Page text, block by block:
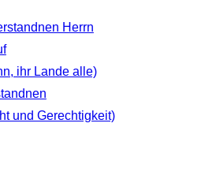
Herrn
ihr Lande alle)
und Gerechtigkeit)